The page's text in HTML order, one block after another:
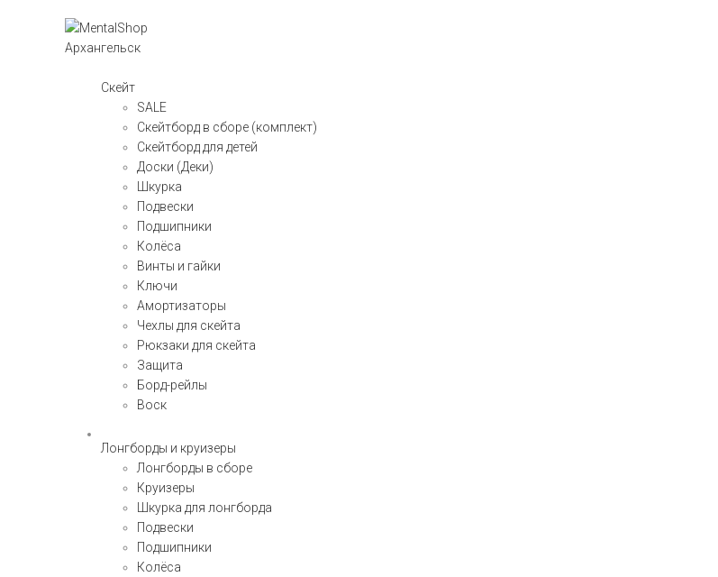
Скейт
SALE
Скейтборд в сборе (комплект)
Скейтборд для детей
Доски (Деки)
Шкурка
Подвески
Подшипники
Колёса
Винты и гайки
Ключи
Амортизаторы
Чехлы для скейта
Рюкзаки для скейта
Защита
Борд-рейлы
Воск
Лонгборды и круизеры
Лонгборды в сборе
Круизеры
Шкурка для лонгборда
Подвески
Подшипники
Колёса